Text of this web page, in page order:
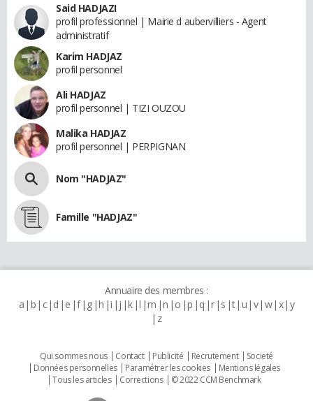
Said HADJAZI
profil professionnel | Mairie d aubervilliers - Agent
administratif
Karim HADJAZ
profil personnel
Ali HADJAZ
profil personnel | TIZI OUZOU
Malika HADJAZ
profil personnel | PERPIGNAN
Nom "HADJAZ"
Famille "HADJAZ"
Annuaire des membres :
a b c d e f g h i j k l m n o p q r s t u v w x y
z
Qui sommes nous Contact Publicité Recrutement
Societé
Données personnelles
Paramétrer les cookies
Mentions légales
Tous les articles
Corrections © 2022 CCM Benchmark